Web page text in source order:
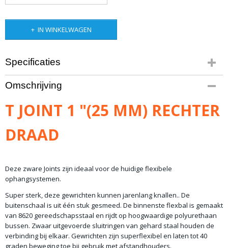
IN WINKELWAGEN
Specificaties
Productcode
10-1491
Bruto gewicht
2,00 Kg
Omschrijving
T JOINT 1 "(25 MM) RECHTER
DRAAD
Deze zware Joints zijn ideaal voor de huidige flexibele
ophangsystemen.
Super sterk, deze gewrichten kunnen jarenlang knallen.. De
buitenschaal is uit één stuk gesmeed. De binnenste flexbal is gemaakt
van 8620 gereedschapsstaal en rijdt op hoogwaardige polyurethaan
bussen. Zwaar uitgevoerde sluitringen van gehard staal houden de
verbinding bij elkaar. Gewrichten zijn superflexibel en laten tot 40
graden beweging toe bij gebruik met afstandhouders.